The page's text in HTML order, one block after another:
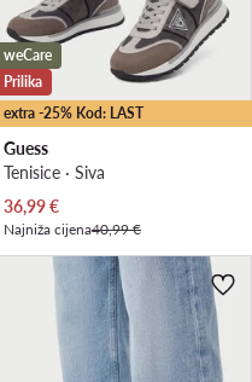
extra -25% Kod: LAST
weCare
Prilika
Guess
Tenisice · Siva
Trenutna cijena
36,99€
Najniža cijena40,99 €